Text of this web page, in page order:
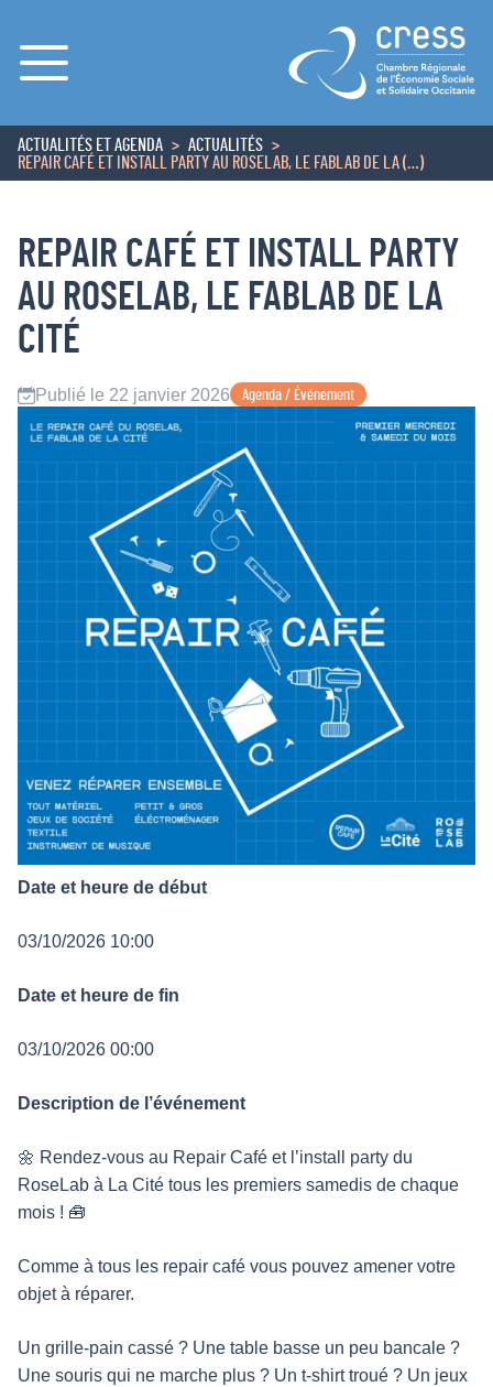
Menu
ACCUEIL
ACTUALITÉS ET AGENDA
ACTUALITÉS
REPAIR CAFÉ ET INSTALL PARTY AU ROSELAB, LE FABLAB DE LA (…)
REPAIR CAFÉ ET INSTALL PARTY
AU ROSELAB, LE FABLAB DE LA
CITÉ
Publié le 22 janvier 2026 Agenda / Événement
Date et heure de début
03/10/2026 10:00
Date et heure de fin
03/10/2026 00:00
Description de l’événement
🌼 Rendez-vous au Repair Café et l’install party du
RoseLab à La Cité tous les premiers samedis de chaque
mois ! 🧰
Comme à tous les repair café vous pouvez amener votre
objet à réparer.
Un grille-pain cassé ? Une table basse un peu bancale ?
Une souris qui ne marche plus ? Un t-shirt troué ? Un jeux